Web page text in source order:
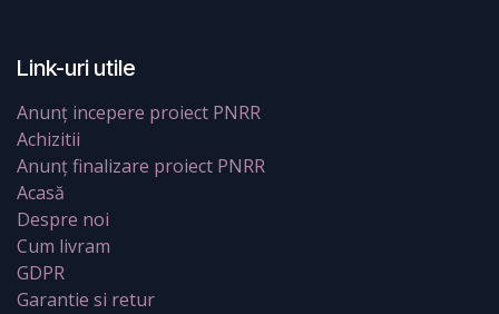
Link-uri utile
Anunț incepere proiect PNRR
Achizitii
Anunț finalizare proiect PNRR
Acasă
Despre noi
Cum livram
GDPR
Garantie si retur